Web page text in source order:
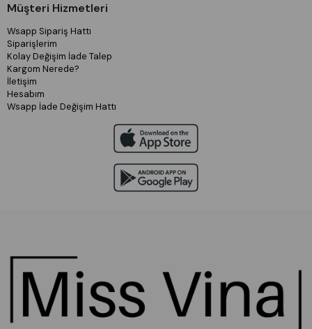
Müşteri Hizmetleri
Wsapp Sipariş Hattı
Siparişlerim
Kolay Değişim İade Talep
Kargom Nerede?
İletişim
Hesabım
Wsapp İade Değişim Hattı